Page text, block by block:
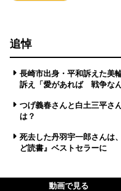
追悼
長崎市出身・平和訴えた美
訴え「愛があれば 戦争なん
つげ義春さんと白土三平さ
は？
死去した丹羽宇一郎さんは
ど読書』ベストセラーに
動画で見る